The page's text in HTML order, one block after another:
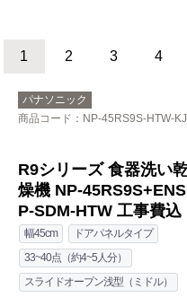
1 2 3 4
パナソニック
商品コード ：NP-45RS9S-HTW-KJ